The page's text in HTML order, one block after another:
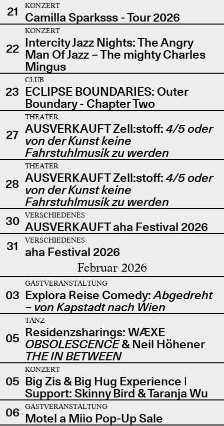
21
KONZERT
Camilla Sparksss - Tour 2026
22
KONZERT
Intercity Jazz Nights: The Angry
Man Of Jazz – The mighty Charles
Mingus
23
CLUB
ECLIPSE BOUNDARIES: Outer
Boundary - Chapter Two
27
THEATER
AUSVERKAUFT Zell:stoff: 4/5 oder
von der Kunst keine
Fahrstuhlmusik zu werden
28
THEATER
AUSVERKAUFT Zell:stoff: 4/5 oder
von der Kunst keine
Fahrstuhlmusik zu werden
30
VERSCHIEDENES
AUSVERKAUFT aha Festival 2026
31
VERSCHIEDENES
aha Festival 2026
Februar 2026
03
GASTVERANSTALTUNG
Explora Reise Comedy:Abgedreht
– von Kapstadt nach Wien
05
TANZ
Residenzsharings: WÆXE
OBSOLESCENCE& Neil Höhener
THE IN BETWEEN
05
KONZERT
Big Zis & Big Hug Experience |
Support: Skinny Bird & Taranja Wu
06
GASTVERANSTALTUNG
Motel a Miio Pop-Up Sale